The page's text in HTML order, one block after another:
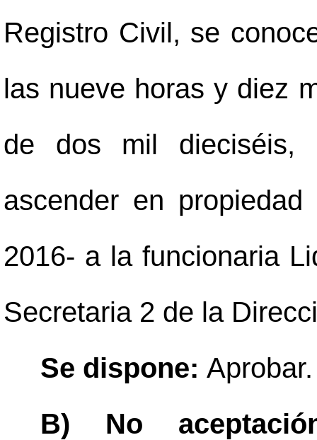
Registro Civil, se
las nueve horas y diez
de dos mil dieciséis,
ascender en propiedad
2016- a la funcionaria
Secretaria 2 de la
Se dispone: Aprobar.
B) No